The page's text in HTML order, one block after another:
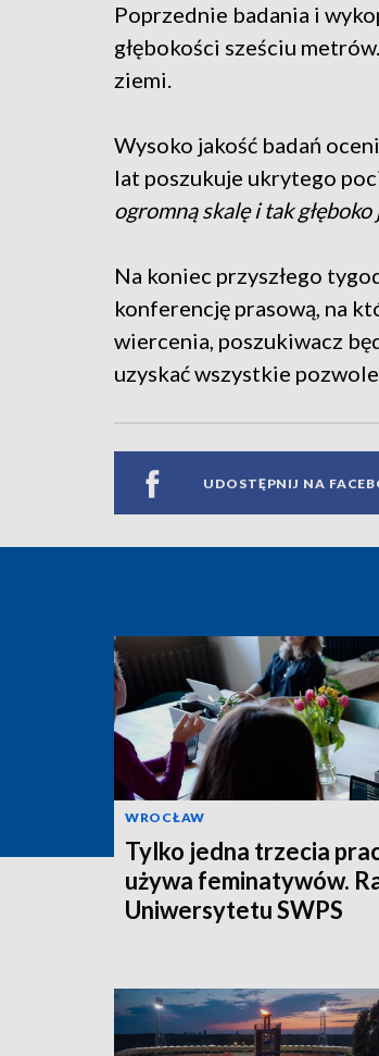
Poprzednie badania i
głębokości sześciu
ziemi.
Wysoko jakość badań
lat poszukuje ukrytego
ogromną skalę i tak
Na koniec przyszłego
konferencję prasową, na
wiercenia, poszukiwacz
uzyskać wszystkie
UDOSTĘPNIJ NA
WROCŁAW
Tylko jedna trzecia
używa feminatywów.
Uniwersytetu SWPS